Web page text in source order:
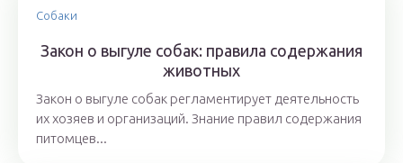
Собаки
Закон о выгуле собак: правила содержания
животных
Закон о выгуле собак регламентирует деятельность
их хозяев и организаций. Знание правил содержания
питомцев...